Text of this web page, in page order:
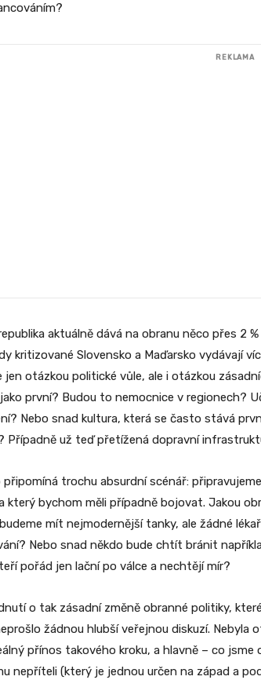
REKLAMA
aktuálně dává na obranu něco přes 2
kritizované Slovensko a Maďarsko vydávají
jen otázkou politické vůle, ale i otázkou
první? Budou to nemocnice v regionech?
Nebo snad kultura, která se často stává
Případně už teď přetížená dopravní
připomíná trochu absurdní scénář:
který bychom měli případně bojovat. Jakou
mít nejmodernější tanky, ale žádné
Nebo snad někdo bude chtít bránit
pořád jen lační po válce a nechtějí mír?
o tak zásadní změně obranné politiky,
žádnou hlubší veřejnou diskuzí.
přínos takového kroku, a hlavně – co
nepříteli (který je jednou určen na západ a